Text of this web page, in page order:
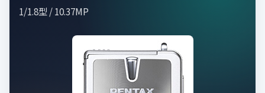
1/1.8型 / 10.37MP